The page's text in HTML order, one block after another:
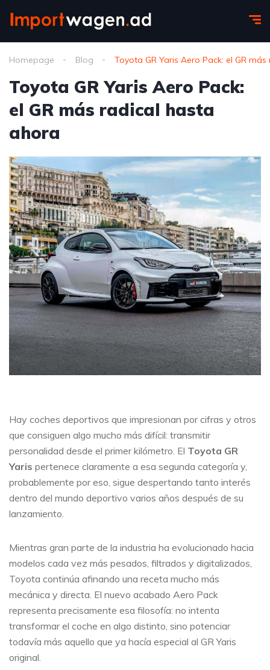
Homepage Blog Toyota GR Yaris Aero Pack: el GR
Toyota GR Yaris Aero Pack:
el GR más radical hasta
ahora
Hay coches deportivos que impresionan por cifras y otros
que consiguen algo mucho más difícil: transmitir
personalidad desde el primer kilómetro. El Toyota GR
Yaris pertenece claramente a esa segunda categoría y,
probablemente por eso, sigue despertando tanto interés
dentro del mundo deportivo varios años después de su
lanzamiento.
Mientras gran parte de la industria ha evolucionado hacia
modelos cada vez más pesados, filtrados y digitalizados,
Toyota continúa afinando una receta mucho más
mecánica y directa. El nuevo acabado Aero Pack
representa precisamente esa filosofía: no intenta
transformar el coche en algo distinto, sino potenciar
todavía más aquello que ya hacía especial al GR Yaris
original.